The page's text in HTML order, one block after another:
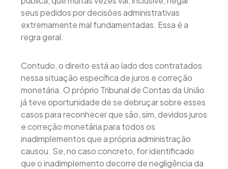
seus pedidos por decisões administrativas
extremamente mal fundamentadas. Essa é a
regra geral.
Contudo, o direito está ao lado dos contratados
nessa situação específica de juros e correção
monetária. O próprio Tribunal de Contas da União
já teve oportunidade de se debruçar sobre esses
casos para reconhecer que são, sim, devidos juros
e correção monetária para todos os
inadimplementos que a própria administração
causou. Se, no caso concreto, for identificado
que o inadimplemento decorre de negligência da